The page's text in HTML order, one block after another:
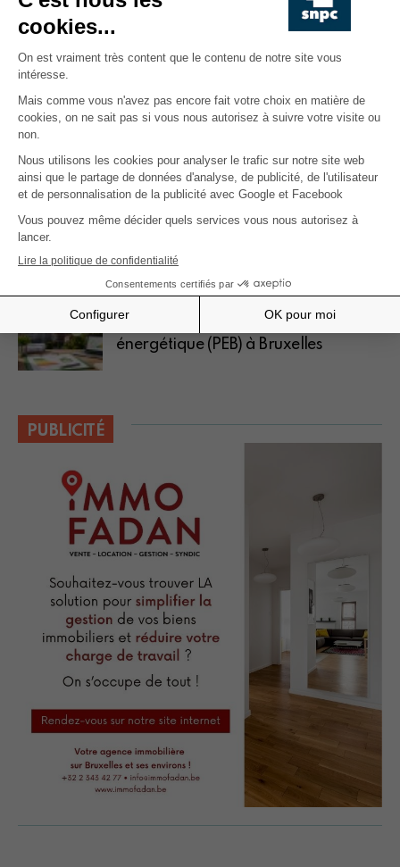
Plus de posts
Conférence à Arlon le 26 juin 2026
9.06.2026
::Webconférence:: succession entre
5.06.2026
:: Webinaire :: La performance
énergétique (PEB) à Bruxelles